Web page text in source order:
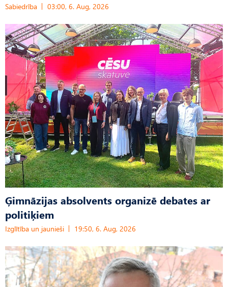
Sabiedrība 03:00, 6. Aug, 2026
Ģimnāzijas absolvents organizē debates ar
politiķiem
Izglītība un jaunieši 19:50, 6. Aug, 2026